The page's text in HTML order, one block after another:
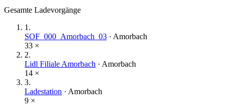
Gesamte Ladevorgänge
1 .
SOF_000_Amorbach_03 · Amorbach
33 ×
2.
Lidl Filiale Amorbach · Amorbach
14 ×
3.
Ladestation · Amorbach
9 ×